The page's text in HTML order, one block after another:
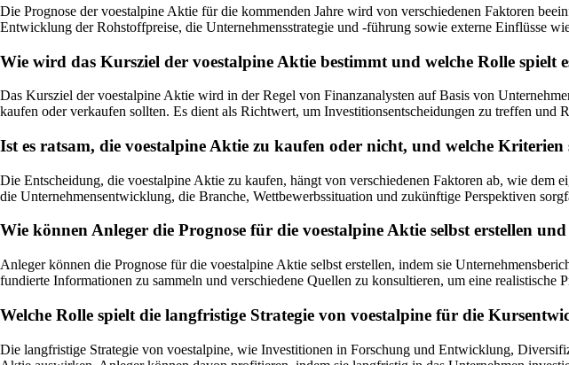
Die Prognose der voestalpine Aktie für die kommenden Jahre wird von verschiedenen Faktoren
Entwicklung der Rohstoffpreise, die Unternehmensstrategie und -führung sowie externe Einflüsse
Wie wird das Kursziel der voestalpine Aktie bestimmt und welche Rolle spielt
Das Kursziel der voestalpine Aktie wird in der Regel von Finanzanalysten auf Basis von
kaufen oder verkaufen sollten. Es dient als Richtwert, um Investitionsentscheidungen zu treffen und
Ist es ratsam, die voestalpine Aktie zu kaufen oder nicht, und welche
Die Entscheidung, die voestalpine Aktie zu kaufen, hängt von verschiedenen Faktoren ab, wie
die Unternehmensentwicklung, die Branche, Wettbewerbssituation und zukünftige Perspektiven
Wie können Anleger die Prognose für die voestalpine Aktie selbst erstellen
Anleger können die Prognose für die voestalpine Aktie selbst erstellen, indem sie
fundierte Informationen zu sammeln und verschiedene Quellen zu konsultieren, um eine realistische
Welche Rolle spielt die langfristige Strategie von voestalpine für die
Die langfristige Strategie von voestalpine, wie Investitionen in Forschung und Entwicklung,